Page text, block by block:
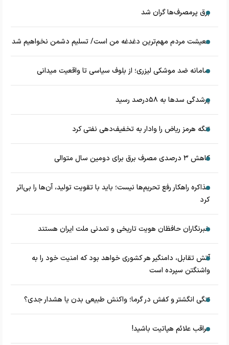
برق پرمصرف‌ها گران شد
معیشت مردم مهم‌ترین دغدغه من است/ تسلیم دشمن نخواهیم شد
سامانه ضد موشکی لیزری؛ از بلوف سیاسی تا واقعیت میدانی
پرشدگی سدها به ۵۸درصد رسید
تنگه هرمز ریاض را وادار به تخفیف‌دهی نفتی کرد
کاهش ۳ درصدی مصرف برق برای دومین سال متوالی
مذاکره راهکار رفع تحریم‌ها نیست؛ باید با تقویت تولید، آن‌ها را بی‌اثر
کرد
خبرنگاران حافظان هویت تاریخی و تمدنی ملت ایران هستند
آتش تقابل، دامنگیر هر کشوری خواهد بود که امنیت خود را به
واشنگتن سپرده است
تنگی انگشتر و کفش در گرما؛ واکنش طبیعی بدن یا هشدار جدی؟
مراقب علائم هپاتیت باشید!